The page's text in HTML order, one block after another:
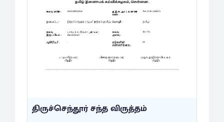
திருச்செந்தூர் சந்த விருத்தம்